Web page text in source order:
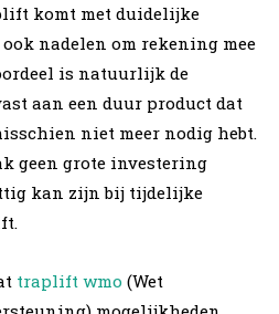
komt met duidelijke
nadelen om rekening mee
is natuurlijk de
aan een duur product dat
niet meer nodig hebt.
geen grote investering
kan zijn bij tijdelijke
traplift wmo (Wet